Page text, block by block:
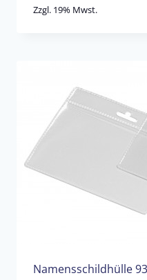
Zzgl. 19% Mwst.
Namensschildhülle